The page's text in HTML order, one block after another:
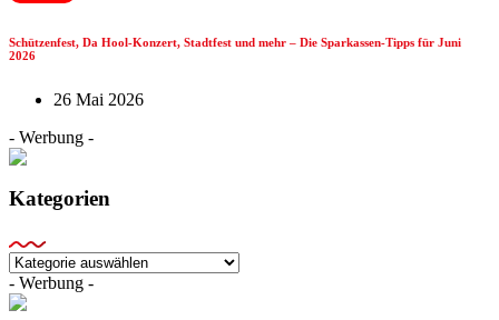
Schützenfest, Da Hool-Konzert, Stadtfest und mehr – Die Sparkassen-Tipps für Juni
2026
26 Mai 2026
- Werbung -
Kategorien
Kategorien
- Werbung -